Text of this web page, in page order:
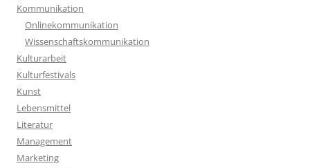
Kommunikation
Onlinekommunikation
Wissenschaftskommunikation
Kulturarbeit
Kulturfestivals
Kunst
Lebensmittel
Literatur
Management
Marketing